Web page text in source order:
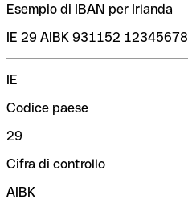
Esempio di IBAN per Irlanda
IE 29 AIBK 931152 12345678
IE
Codice paese
29
Cifra di controllo
AIBK